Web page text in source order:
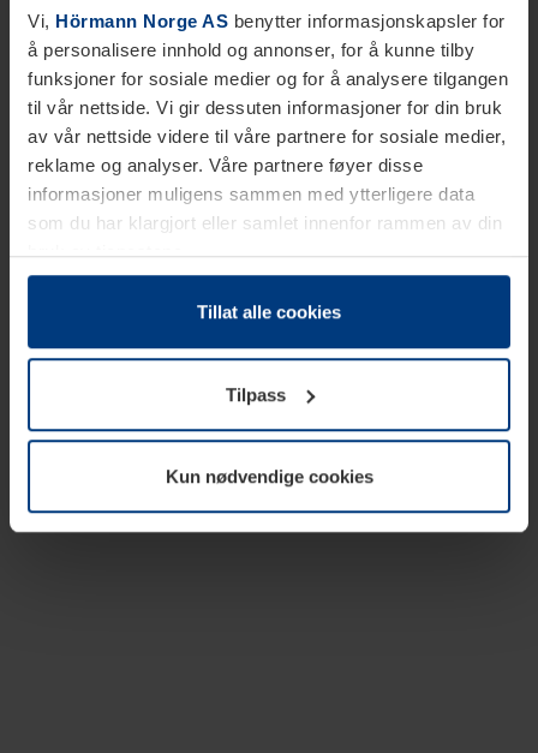
Vi, Hörmann Norge AS benytter informasjonskapsler for
å personalisere innhold og annonser, for å kunne tilby
funksjoner for sosiale medier og for å analysere tilgangen
til vår nettside. Vi gir dessuten informasjoner for din bruk
av vår nettside videre til våre partnere for sosiale medier,
reklame og analyser. Våre partnere føyer disse
informasjoner muligens sammen med ytterligere data
som du har klargjort eller samlet innenfor rammen av din
bruk av tjenestene.
Etter loven kan vi lagre informasjonskapsler på din
datamaskin, hvis disse er absolutt nødvendig for drift av
trenger vi din tillatelse. Du kan når som helst endre eller
tilbakekalle ditt samtykke i forklaringen av
informasjonskapselen på sidenPersonvernerklæringpå
Tillat alle cookies
Tilpass
Kun nødvendige cookies